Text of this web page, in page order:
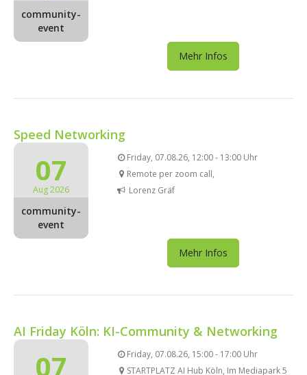
community-
event
Mehr Infos
Speed Networking
07
Aug 2026
community-
event
Friday, 07.08.26, 12:00 - 13:00 Uhr
Remote per zoom call,
Lorenz Gräf
Mehr Infos
AI Friday Köln: KI-Community & Networking
07
Friday, 07.08.26, 15:00 - 17:00 Uhr
STARTPLATZ AI Hub Köln, Im Mediapark 5